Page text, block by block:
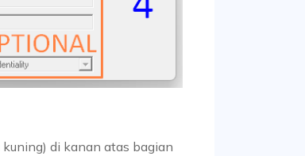
di kanan atas bagian